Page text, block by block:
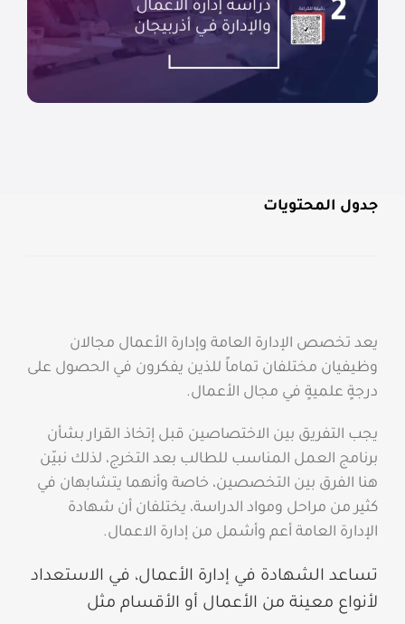
جدول المحتويات
يعد تخصص الإدارة العامة وإدارة الأعمال مجالان
وظيفيان مختلفان تماماً للذين يفكرون في الحصول على
درجةٍ علميةٍ في مجال الأعمال.
يجب التفريق بين الاختصاصين قبل إتخاذ القرار بشأن
برنامج العمل المناسب للطالب بعد التخرج، لذلك نبيّن
هنا الفرق بين التخصصين، خاصة وأنهما يتشابهان في
كثير من مراحل ومواد الدراسة، يختلفان أن شهادة
الإدارة العامة أعم وأشمل من إدارة الاعمال.
تساعد الشهادة في إدارة الأعمال، في الاستعداد
لأنواع معينة من الأعمال أو الأقسام مثل